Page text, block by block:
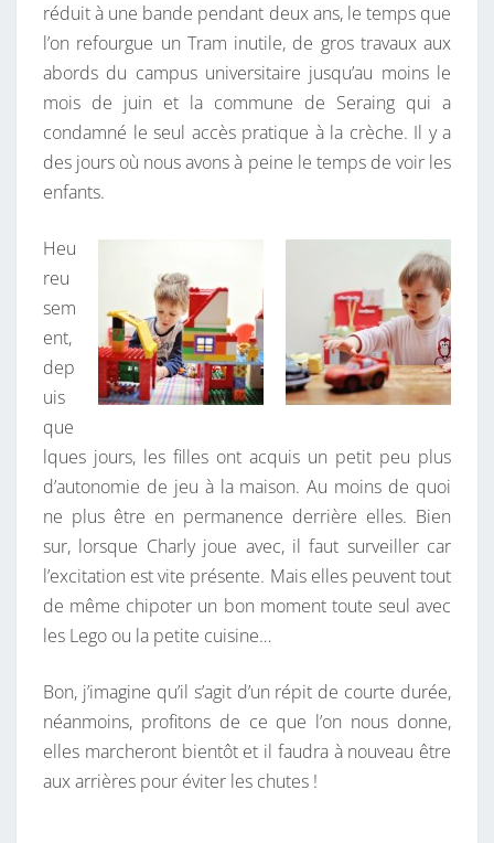
réduit à une bande pendant deux ans, le temps que
l’on refourgue un Tram inutile, de gros travaux aux
abords du campus universitaire jusqu’au moins le
mois de juin et la commune de Seraing qui a
condamné le seul accès pratique à la crèche. Il y a
des jours où nous avons à peine le temps de voir les
enfants.
Heu
reu
sem
ent,
dep
uis
que
lques jours, les filles ont acquis un petit peu plus
d’autonomie de jeu à la maison. Au moins de quoi
ne plus être en permanence derrière elles. Bien
sur, lorsque Charly joue avec, il faut surveiller car
l’excitation est vite présente. Mais elles peuvent tout
de même chipoter un bon moment toute seul avec
les Lego ou la petite cuisine…
Bon, j’imagine qu’il s’agit d’un répit de courte durée,
néanmoins, profitons de ce que l’on nous donne,
elles marcheront bientôt et il faudra à nouveau être
aux arrières pour éviter les chutes !